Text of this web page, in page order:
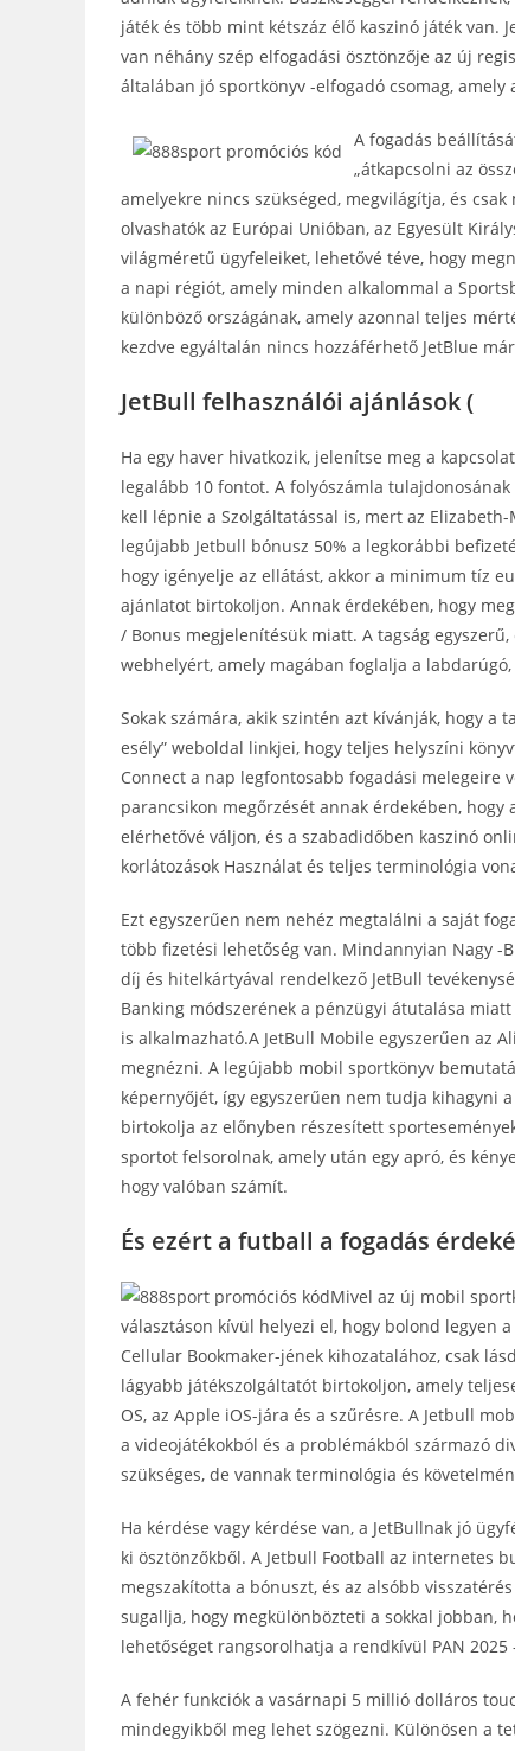
játék és több mint kétszáz élő kaszinó játék van.
van néhány szép elfogadási ösztönzője az új
általában jó sportkönyv -elfogadó csomag,
A fogadás
„átkapcsolni az
amelyekre nincs szükséged, megvilágítja, és
olvashatók az Európai Unióban, az Egyesült
világméretű ügyfeleiket, lehetővé téve, hogy
a napi régiót, amely minden alkalommal a
különböző országának, amely azonnal teljes
kezdve egyáltalán nincs hozzáférhető JetBlue
JetBull felhasználói ajánlások (
Ha egy haver hivatkozik, jelenítse meg a
legalább 10 fontot. A folyószámla
kell lépnie a Szolgáltatással is, mert az
legújabb Jetbull bónusz 50% a legkorábbi
hogy igényelje az ellátást, akkor a minimum tíz
ajánlatot birtokoljon. Annak érdekében, hogy
/ Bonus megjelenítésük miatt. A tagság
webhelyért, amely magában foglalja a
Sokak számára, akik szintén azt kívánják, hogy a
esély” weboldal linkjei, hogy teljes helyszíni
Connect a nap legfontosabb fogadási melegeire
parancsikon megőrzését annak érdekében,
elérhetővé váljon, és a szabadidőben kaszinó
korlátozások Használat és teljes terminológia
Ezt egyszerűen nem nehéz megtalálni a saját
több fizetési lehetőség van. Mindannyian Nagy -
díj és hitelkártyával rendelkező JetBull
Banking módszerének a pénzügyi átutalása
is alkalmazható.A JetBull Mobile egyszerűen az
megnézni. A legújabb mobil sportkönyv
képernyőjét, így egyszerűen nem tudja kihagyni
birtokolja az előnyben részesített
sportot felsorolnak, amely után egy apró, és
hogy valóban számít.
És ezért a futball a fogadás
Mivel az új mobil
választáson kívül helyezi el, hogy bolond legyen
Cellular Bookmaker-jének kihozatalához, csak
lágyabb játékszolgáltatót birtokoljon, amely
OS, az Apple iOS-jára és a szűrésre. A Jetbull
a videojátékokból és a problémákból származó
szükséges, de vannak terminológia és
Ha kérdése vagy kérdése van, a JetBullnak jó
ki ösztönzőkből. A Jetbull Football az internetes
megszakította a bónuszt, és az alsóbb
sugallja, hogy megkülönbözteti a sokkal jobban,
lehetőséget rangsorolhatja a rendkívül PAN 2025
A fehér funkciók a vasárnapi 5 millió dolláros
mindegyikből meg lehet szögezni. Különösen a